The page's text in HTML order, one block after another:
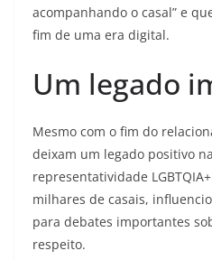
acompanhando o casal” e
fim de uma era digital.
Um legado
Mesmo com o fim do
deixam um legado positivo
representatividade
milhares de casais,
para debates importantes
respeito.